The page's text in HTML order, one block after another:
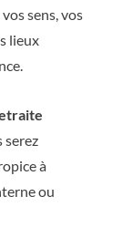
sens, vos
lieux
serez
à
ou